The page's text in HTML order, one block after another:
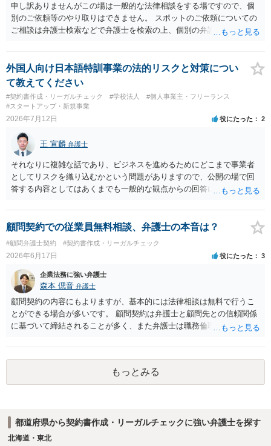
申し訳ありませんがこの場は一般的な法律相談をする場ですので、個
別のご依頼等のやり取りはできません。 スポットのご依頼についての
ご相談は弁護士検索などで弁護士を検索の上、個別の弁護士にご連絡
外国人向け日本語特訓事業の法的リスクと対策につい
て教えてください
#契約書作成・リーガルチェック #学校法人
#個人事業主・フリーランス
#スタートアップ・新規事業
2026年7月12日 役にたった 2
王 宣麟 弁護士
それなりに複雑な話であり、ビジネスを進めるためにどこまで事業者
としてリスクを織り込むかという問題がありますので、公開の場で回
答する内容としてはあくまでも一般的な観点からの回答になります
授業・言語コーチング」と明確に位置付け、サーフィンや農業体験、
工場見学等のアクティビティは、旅行商品ではなく授業に付随した無
償の交流・学習機会として整理すること。 ・宿泊・交通・レンタカー
等の契約主体および支払は常にクライアント本人と事業者の間で完結
させ、日本語講師は予約手続や支払の代理・媒介・取次・窓口を担わ
ないこと。 ・利用規約・免責条項では、①講師は旅行業者ではなく運
送・宿泊等のサービス提供者とは独立した立場であること、②参加者
の移動・アクティビティ参加は自己の判断と責任によること、③講師
の故意・重大な過失を除く範囲で事故等についての責任を限定するこ
とを明示すること。 この辺りは意識して書類等を作成された方がよろ
しいかと思います。 公開の場で個別具体的な内容に従って回答するの
にも限界がありますので、資料などを持参の上、弁護士の相談される
ことをお勧めします。
顧問契約での従業員無料相談、弁護士の本音は？
#顧問弁護士契約 #契約書作成・リーガルチェック
2026年6月17日 役にたった 3
企業法務に強い弁護士
森本 偲音 弁護士
顧問契約の内容にもよりますが、基本的には法律相談は無料で行うこ
とができる場合が多いです。 顧問契約は弁護士と顧問先との信頼関係
に基づいて締結されることが多く、また弁護士は職務倫理上誠実に職
といった理由で真剣に回答しないということはございません。 仮にそ
ういった弁護士がいる場合は、その方個人の問題になりますが、顧問
先から顧問契約を打ち切られたり、場合によっては懲戒請求を 受ける
といったことになろうかと存じます。 以上ご参考までに。
もっとみる
都道府県から契約書作成・リーガルチェックに強い弁護士を探す
北海道・東北